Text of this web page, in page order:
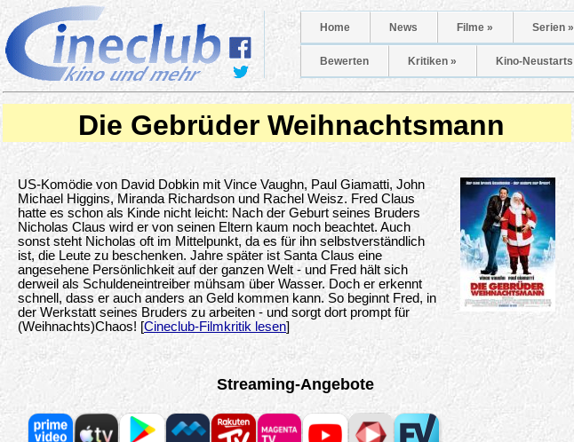
Home News Filme » Serien »
Bewerten Kritiken » Kino-Neustarts
Die Gebrüder Weihnachtsmann
US-Komödie von David Dobkin mit Vince Vaughn, Paul Giamatti, John
Michael Higgins, Miranda Richardson und Rachel Weisz. Fred Claus
hatte es schon als Kinde nicht leicht: Nach der Geburt seines Bruders
Nicholas Claus wird er von seinen Eltern kaum noch beachtet. Auch
sonst steht Nicholas oft im Mittelpunkt, da es für ihn selbstverständlich
ist, die Leute zu beschenken. Jahre später ist Santa Claus eine
angesehene Persönlichkeit auf der ganzen Welt - und Fred hält sich
derweil als Schuldeneintreiber mühsam über Wasser. Doch er erkennt
schnell, dass er auch anders an Geld kommen kann. So beginnt Fred, in
der Werkstatt seines Bruders zu arbeiten - und sorgt dort prompt für
(Weihnachts)Chaos! [Cineclub-Filmkritik lesen]
Streaming-Angebote